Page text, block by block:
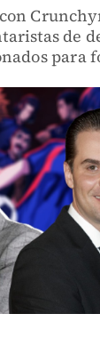
de
para